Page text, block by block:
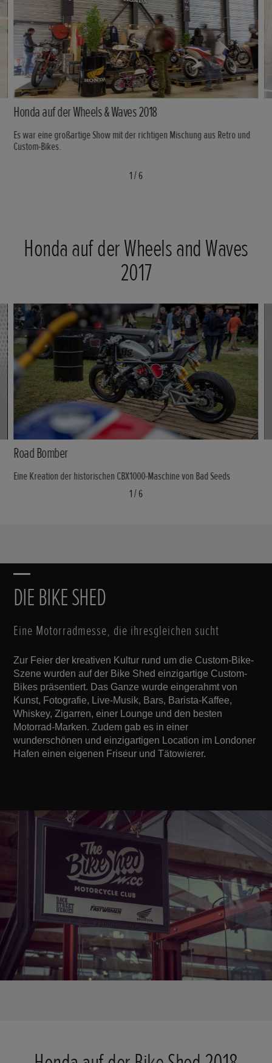
Honda auf der Wheels & Waves 2018
Es war eine großartige Show mit der richtigen Mischung aus Retro und
Custom-Bikes.
1/6
Honda auf der Wheels and Waves
2017
Road Bomber
Eine Kreation der historischen CBX1000-Maschine von Bad Seeds
1/6
DIE BIKE SHED
Eine Motorradmesse, die ihresgleichen sucht
Zur Feier der kreativen Kultur rund um die Custom-Bike-
Szene wurden auf der Bike Shed einzigartige Custom-
Bikes präsentiert. Das Ganze wurde eingerahmt von
Kunst, Fotografie, Live-Musik, Bars, Barista-Kaffee,
Whiskey, Zigarren, einer Lounge und den besten
Motorrad-Marken. Zudem gab es in einer
wunderschönen und einzigartigen Location im Londoner
Hafen einen eigenen Friseur und Tätowierer.